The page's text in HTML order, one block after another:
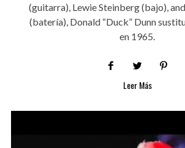
(guitarra), Lewie Steinberg (bajo),
(batería), Donald “Duck” Dunn
en 1965.
Leer Más